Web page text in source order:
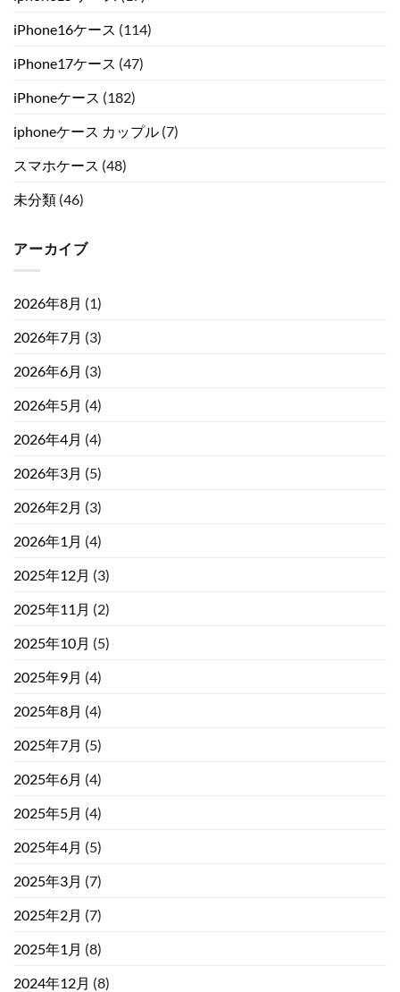
iPhone16ケース (114)
iPhone17ケース (47)
iPhoneケース (182)
iphoneケース カップル (7)
スマホケース (48)
未分類 (46)
アーカイブ
2026年8月 (1)
2026年7月 (3)
2026年6月 (3)
2026年5月 (4)
2026年4月 (4)
2026年3月 (5)
2026年2月 (3)
2026年1月 (4)
2025年12月 (3)
2025年11月 (2)
2025年10月 (5)
2025年9月 (4)
2025年8月 (4)
2025年7月 (5)
2025年6月 (4)
2025年5月 (4)
2025年4月 (5)
2025年3月 (7)
2025年2月 (7)
2025年1月 (8)
2024年12月 (8)